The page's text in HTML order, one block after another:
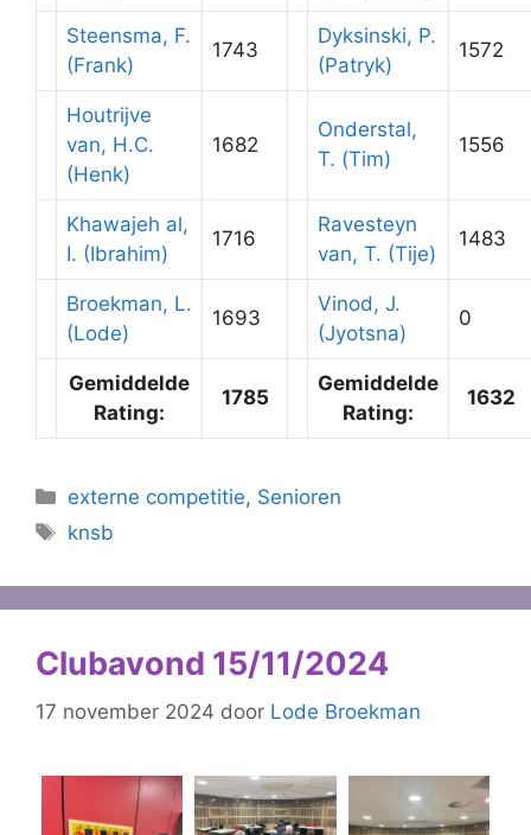
Steensma, F.
(Frank)
1743
Dyksinski, P.
(Patryk)
1572
Houtrijve
van, H.C.
(Henk)
1682
Onderstal,
T. (Tim)
1556
Khawajeh al,
I. (Ibrahim)
1716
Ravesteyn
van, T. (Tije)
1483
Broekman, L.
(Lode)
1693
Vinod, J.
(Jyotsna)
0
Gemiddelde
Rating:
1785
Gemiddelde
Rating:
1632
Categorieën
externe competitie, Senioren
Tags
knsb
Clubavond 15/11/2024
17 november 2024 door Lode Broekman